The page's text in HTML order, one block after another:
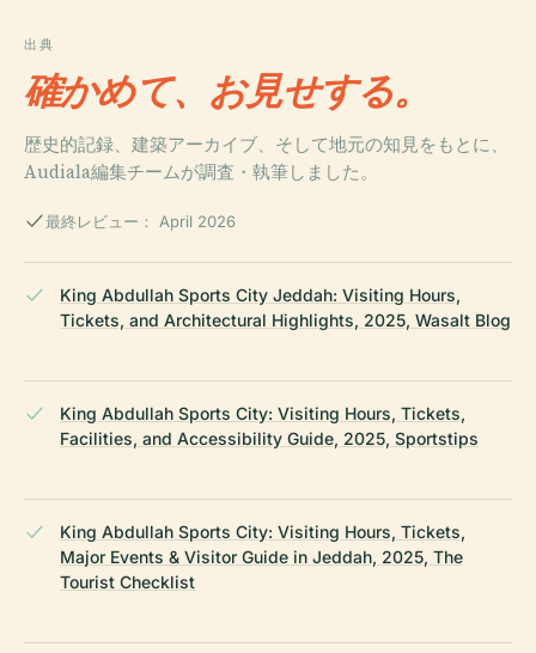
出典
確かめて、お見せする。
歴史的記録、建築アーカイブ、そして地元の知見をもとに、
Audiala編集チームが調査・執筆しました。
最終レビュー： April 2026
King Abdullah Sports City Jeddah: Visiting Hours,
Tickets, and Architectural Highlights, 2025, Wasalt Blog
King Abdullah Sports City: Visiting Hours, Tickets,
Facilities, and Accessibility Guide, 2025, Sportstips
King Abdullah Sports City: Visiting Hours, Tickets,
Major Events & Visitor Guide in Jeddah, 2025, The
Tourist Checklist